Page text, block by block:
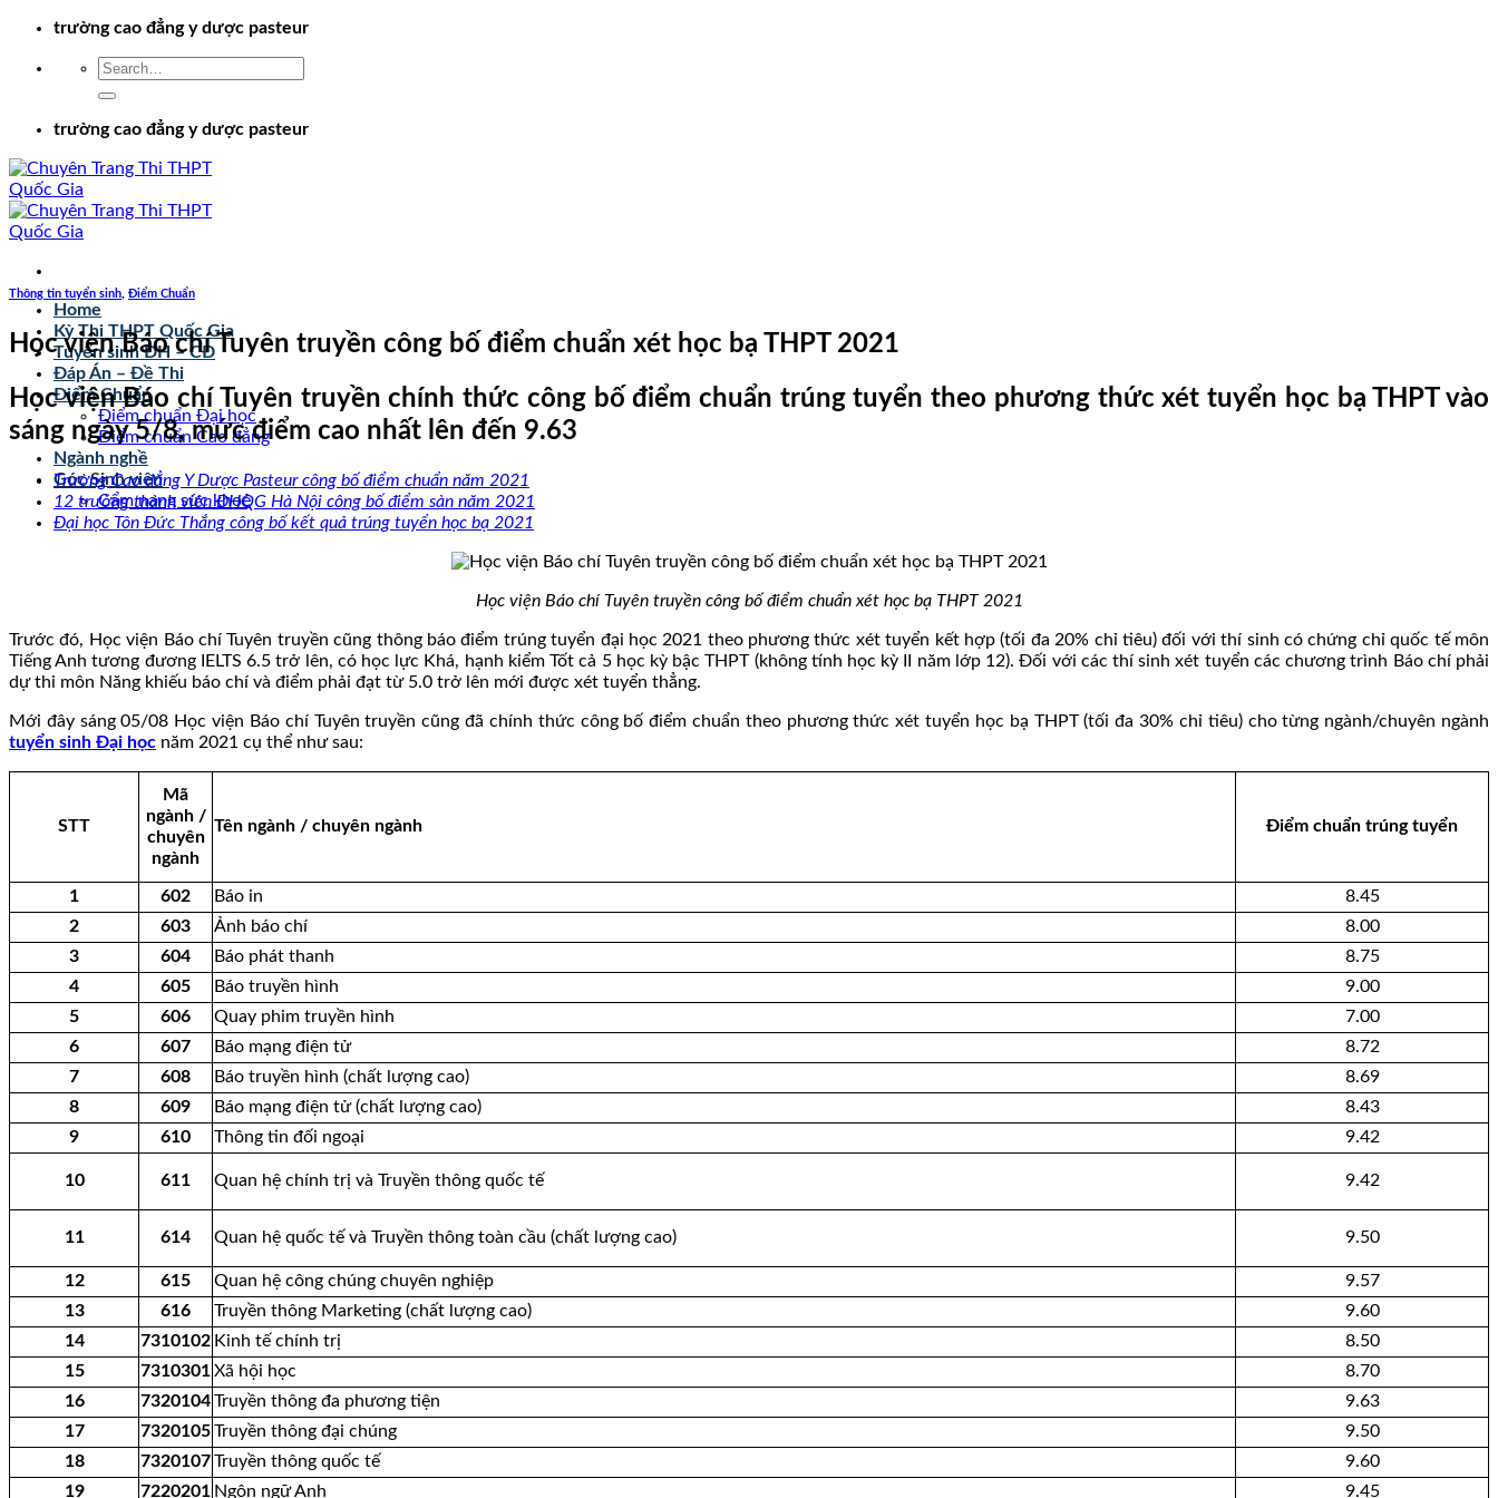
Chuyểntrường cao đẳng y dược pasteur
trường cao đẳng y dược pasteur
Home
Kỳ Thi THPT Quốc Gia
Tuyển sinh ĐH – CĐ
Đáp Án – Đề Thi
Điểm Chuẩn
Điểm chuẩn Đại học
Điểm chuẩn Cao đẳng
Ngành nghề
Góc Sinh viên
Cẩm nang sức khoẻ
Thông tin tuyển sinh Điểm Chuẩn
Học viện Báo chí Tuyên truyền công bố điểm chuẩn xét học bạ THPT 2021
Học viện Báo chí Tuyên truyền chính thức công bố điểm chuẩn trúng tuyển theo phương thức xét tuyển học bạ THPT vào
sáng ngày 5/8, mức điểm cao nhất lên đến 9.63
Trường Cao đẳng Y Dược Pasteur công bố điểm chuẩn năm 2021
12 trường thành viên ĐHQG Hà Nội công bố điểm sàn năm 2021
Đại học Tôn Đức Thắng công bố kết quả trúng tuyển học bạ 2021
Học viện Báo chí Tuyên truyền công bố điểm chuẩn xét học bạ THPT 2021
Trước đó, Học viện Báo chí Tuyên truyền cũng thông báo điểm trúng tuyển đại học 2021 theo phương thức xét tuyển kết hợp (tối đa 20% chỉ tiêu) đối với thí sinh có chứng chỉ quốc tế môn
Tiếng Anh tương đương IELTS 6.5 trở lên, có học lực Khá, hạnh kiểm Tốt cả 5 học kỳ bậc THPT (không tính học kỳ II năm lớp 12). Đối với các thí sinh xét tuyển các chương trình Báo chí phải
dự thi môn Năng khiếu báo chí và điểm phải đạt từ 5.0 trở lên mới được xét tuyển thẳng.
Mới đây sáng 05/08 Học viện Báo chí Tuyên truyền cũng đã chính thức công bố điểm chuẩn theo phương thức xét tuyển học bạ THPT (tối đa 30% chỉ tiêu) cho từng ngành/chuyên ngành
tuyển sinh Đại học năm 2021 cụ thể như sau:
STT
Mã
ngành /
chuyên
ngành
Tên ngành / chuyên ngành Điểm chuẩn trúng tuyển
1 602 Báo in
8.45
2
603 Ảnh báo chí
8.00
3
604 Báo phát thanh
8.75
4
605 Báo truyền hình
9.00
5
606 Quay phim truyền hình
7.00
6
607 Báo mạng điện tử
8.72
7
608 Báo truyền hình (chất lượng cao)
8.69
8
609 Báo mạng điện tử (chất lượng cao)
8.43
9
610 Thông tin đối ngoại 9.42
10 611 Quan hệ chính trị và Truyền thông quốc tế 9.42
11 614 Quan hệ quốc tế và Truyền thông toàn cầu (chất lượng cao) 9.50
12 615 Quan hệ công chúng chuyên nghiệp
9.57
13
616 Truyền thông Marketing (chất lượng cao)
9.60
14
7310102 Kinh tế chính trị
8.50
15
7310301Xã hội học
8.70
16
7320104Truyền thông đa phương tiện
9.63
17
7320105Truyền thông đại chúng
9.50
18
7320107Truyền thông quốc tế
9.60
19
7220201 Ngôn ngữ Anh 9.45